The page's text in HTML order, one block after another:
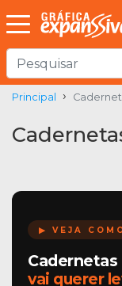
Principal
▶ VEJA
Cadernetas
vai querer